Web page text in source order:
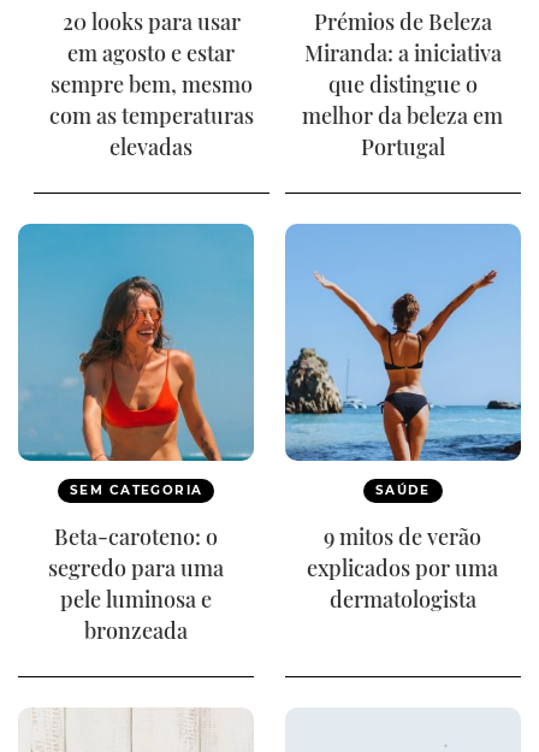
20 looks para usar
em agosto e estar
sempre bem, mesmo
com as temperaturas
elevadas
Prémios de Beleza
Miranda: a iniciativa
que distingue o
melhor da beleza em
Portugal
SEM CATEGORIA
Beta-caroteno: o
segredo para uma
pele luminosa e
bronzeada
SAÚDE
9 mitos de verão
explicados por uma
dermatologista